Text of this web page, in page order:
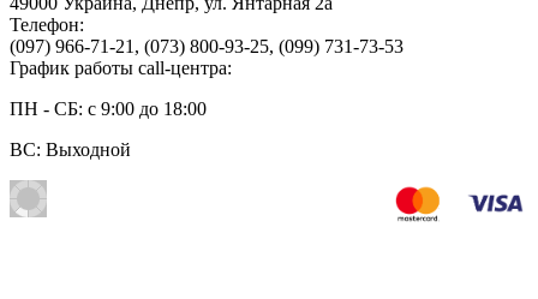
Телефон:
(097) 966-71-21 , (073) 800-93-25, (099) 731-73-53
График работы call-центра:
ПН - СБ: с 9:00 до 18:00
ВС: Выходной